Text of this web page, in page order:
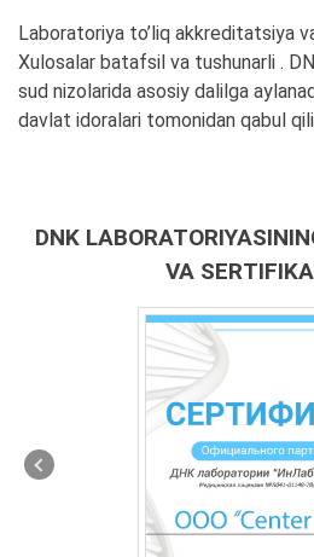
Laboratoriya to’liq akkreditatsiya
Xulosalar batafsil va tushunarli .
sud nizolarida asosiy dalilga
davlat idoralari tomonidan qabul
DNK
VA